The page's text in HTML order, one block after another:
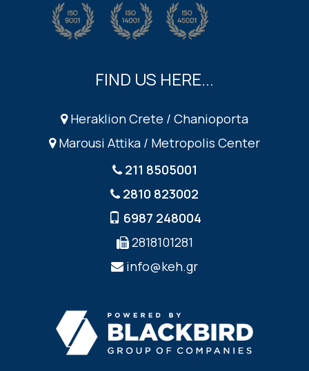
FIND US HERE...
Heraklion Crete / Chanioporta
Marousi Attika / Metropolis Center
211 8505001
2810 823002
6987 248004
2818101281
info@keh.gr